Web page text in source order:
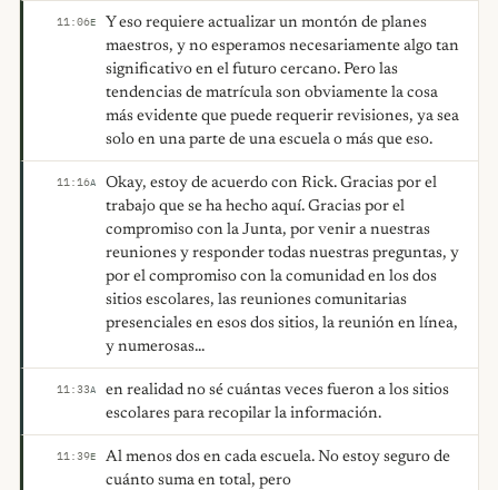
11:06E
Y eso requiere actualizar un montón de planes
maestros, y no esperamos necesariamente algo tan
significativo en el futuro cercano. Pero las
tendencias de matrícula son obviamente la cosa
más evidente que puede requerir revisiones, ya sea
solo en una parte de una escuela o más que eso.
11:16A
Okay, estoy de acuerdo con Rick. Gracias por el
trabajo que se ha hecho aquí. Gracias por el
compromiso con la Junta, por venir a nuestras
reuniones y responder todas nuestras preguntas, y
por el compromiso con la comunidad en los dos
sitios escolares, las reuniones comunitarias
presenciales en esos dos sitios, la reunión en línea,
y numerosas...
11:33A
en realidad no sé cuántas veces fueron a los sitios
escolares para recopilar la información.
11:39E
Al menos dos en cada escuela. No estoy seguro de
cuánto suma en total, pero